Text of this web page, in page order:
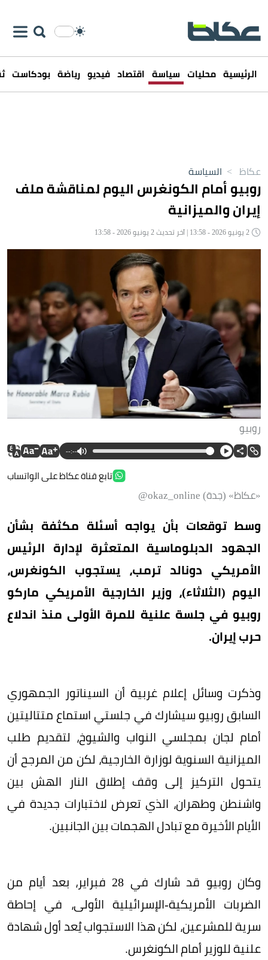
الرئيسية محليات سياسة اقتصاد فيديو رياضة بودكاست
عكاظ > السياسة
روبيو أمام الكونغرس اليوم لمناقشة ملف
إيران والميزانية
روبيو
--:--
تابع قناة عكاظ على الواتساب
«عكاظ» (جدة) okaz_online@
وسط توقعات بأن يواجه أسئلة مكثفة بشأن
الجهود الدبلوماسية المتعثرة لإدارة الرئيس
الأمريكي دونالد ترمب، يستجوب الكونغرس،
اليوم (الثلاثاء)، وزير الخارجية الأمريكي ماركو
روبيو في جلسة علنية للمرة الأولى منذ اندلاع
حرب إيران.
وذكرت وسائل إعلام غربية أن السيناتور الجمهوري
السابق روبيو سيشارك في جلستي استماع متتاليتين
أمام لجان بمجلسي النواب والشيوخ، لتقديم طلب
الميزانية السنوية لوزارة الخارجية، لكن من المرجح أن
يتحول التركيز إلى وقف إطلاق النار الهش بين
واشنطن وطهران، الذي تعرض لاختبارات جديدة في
الأيام الأخيرة مع تبادل الهجمات بين الجانبين.
وكان روبيو قد شارك في 28 فبراير، بعد أيام من
الضربات الأمريكية-الإسرائيلية الأولى، في إحاطة
سرية للمشرعين، لكن هذا الاستجواب يُعد أول شهادة
علنية للوزير أمام الكونغرس.